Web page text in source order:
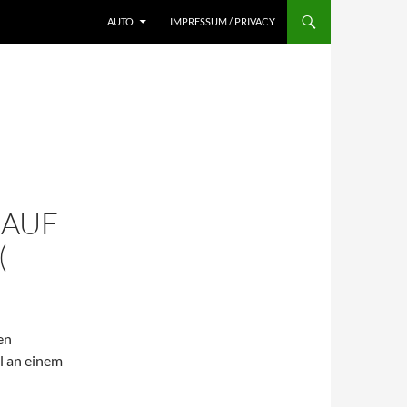
AUTO IMPRESSUM / PRIVACY
an einem